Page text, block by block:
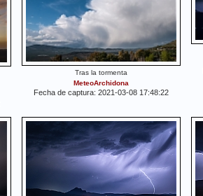
Tras la tormenta
MeteoArchidona
Fecha de captura: 2021-03-08 17:48:22